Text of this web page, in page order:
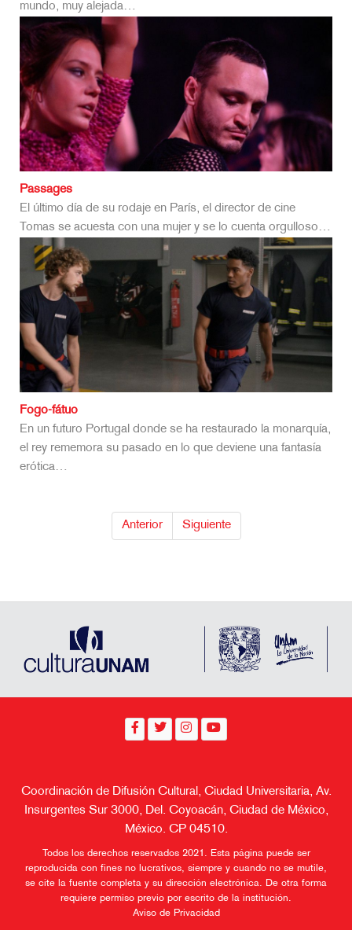
mundo, muy alejada…
Passages
El último día de su rodaje en París, el director de cine
Tomas se acuesta con una mujer y se lo cuenta orgulloso…
Fogo-fátuo
En un futuro Portugal donde se ha restaurado la monarquía,
el rey rememora su pasado en lo que deviene una fantasía
erótica…
Anterior Siguiente
Coordinación de Difusión Cultural, Ciudad Universitaria, Av.
Insurgentes Sur 3000, Del. Coyoacán, Ciudad de México,
México. CP 04510.
Todos los derechos reservados 2021. Esta página puede ser
reproducida con fines no lucrativos, siempre y cuando no se mutile,
se cite la fuente completa y su dirección electrónica. De otra forma
requiere permiso previo por escrito de la institución.
Aviso de Privacidad